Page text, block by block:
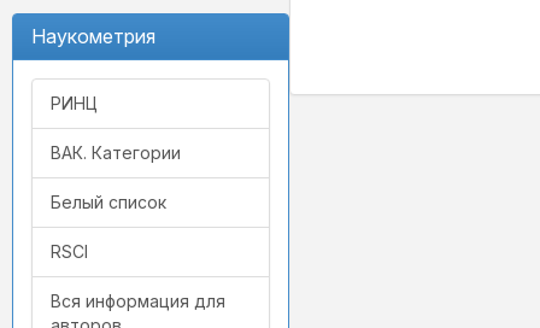
Наукометрия
РИНЦ
ВАК. Категории
Белый список
RSCI
Вся информация для